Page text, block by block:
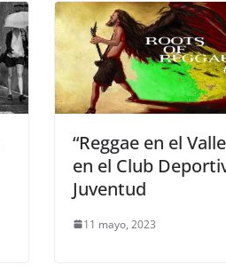
“Reggae en el
en el Club
Juventud
11 mayo, 2023